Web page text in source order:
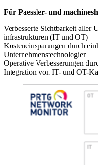
Für Paessler- und
Verbesserte Sichtbarkeit aller
infrastrukturen (IT und OT)
Kosteneinsparungen durch
Unternehmenstechnologien
Operative Verbesserungen
Integration von IT- und OT-